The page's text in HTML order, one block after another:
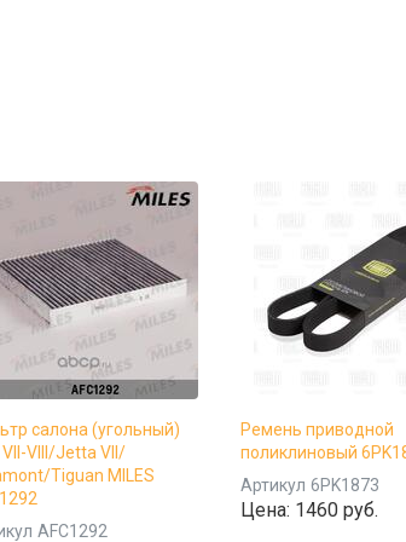
салона (угольный)
VIII/Jetta VII/
Tiguan MILES
AFC1292
Ремень приводной
поликлиновый
Артикул 6PK1873
Цена: 1460 руб.